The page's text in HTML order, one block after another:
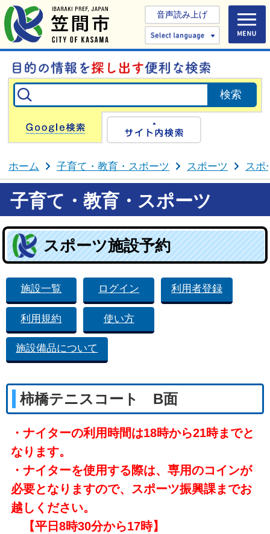
音声読み上げ
Select
Google検索
ホーム 子育て・教育・スポーツ スポーツ スポ
子育て・教育・スポーツ
スポーツ施設予約
施設一覧 ログイン 利用者登録
利用規約 使い方
施設備品について
柿橋テニスコート B面
・ナイターの利用時間は18時から21時までと
なります。
・ナイターを使用する際は、専用のコインが
必要となりますので、スポーツ振興課までお
越しください。
【平日8時30分から17時】